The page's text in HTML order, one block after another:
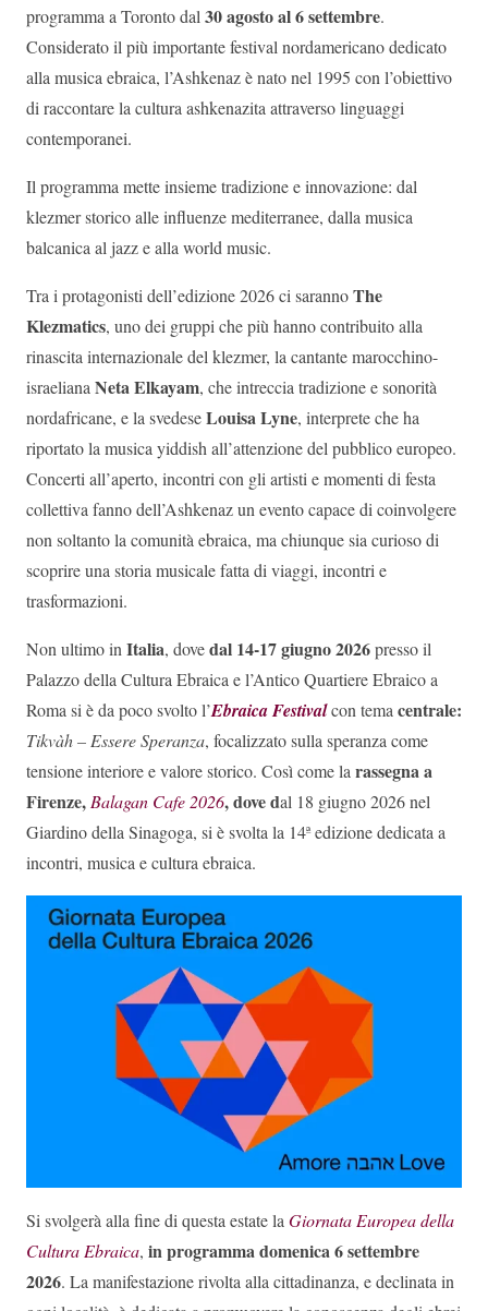
programma a Toronto dal 30 agosto al 6 settembre.
Considerato il più importante festival nordamericano dedicato
alla musica ebraica, l’Ashkenaz è nato nel 1995 con l’obiettivo
di raccontare la cultura ashkenazita attraverso linguaggi
contemporanei.
Il programma mette insieme tradizione e innovazione: dal
klezmer storico alle influenze mediterranee, dalla musica
balcanica al jazz e alla world music.
Tra i protagonisti dell’edizione 2026 ci sarannoThe
Klezmatics, uno dei gruppi che più hanno contribuito alla
rinascita internazionale del klezmer, la cantante marocchino-
israeliana Neta Elkayam, che intreccia tradizione e sonorità
nordafricane, e la svedeseLouisa Lyne, interprete che ha
riportato la musica yiddish all’attenzione del pubblico europeo.
Concerti all’aperto, incontri con gli artisti e momenti di festa
collettiva fanno dell’Ashkenaz un evento capace di coinvolgere
non soltanto la comunità ebraica, ma chiunque sia curioso di
scoprire una storia musicale fatta di viaggi, incontri e
trasformazioni.
Non ultimo in Italia, dovedal 14-17 giugno 2026presso il
Palazzo della Cultura Ebraica e l’Antico Quartiere Ebraico a
Roma si è da poco svolto l’Ebraica Festivalcon tema centrale:
Tikvàh – Essere Speranza, focalizzato sulla speranza come
tensione interiore e valore storico. Così come la rassegna a
Firenze, Balagan Cafe 2026, dove dal 18 giugno 2026 nel
Giardino della Sinagoga, si è svolta la 14ª edizione dedicata a
incontri, musica e cultura ebraica.
Si svolgerà alla fine di questa estate la Giornata Europea della
Cultura Ebraica, in programma domenica 6 settembre
2026. La manifestazione rivolta alla cittadinanza, e declinata in